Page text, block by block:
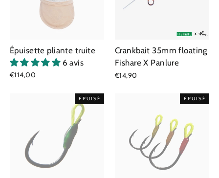
Épuisette pliante truite
6 avis
€114,00
Crankbait 35mm floating
Fishare X Panlure
€14,90
ÉPUISÉ ÉPUISÉ